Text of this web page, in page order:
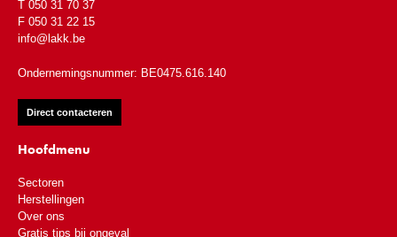
T 050 31 70 37
F 050 31 22 15
info@lakk.be
Ondernemingsnummer: BE0475.616.140
Direct contacteren
Hoofdmenu
Sectoren
Herstellingen
Over ons
Gratis tips bij ongeval